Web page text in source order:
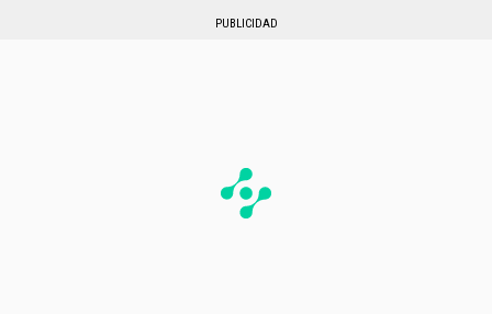
PUBLICIDAD